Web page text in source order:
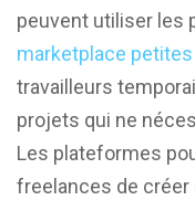
peuvent utiliser les
marketplace
travailleurs
projets qui ne
Les plateformes
freelances de créer